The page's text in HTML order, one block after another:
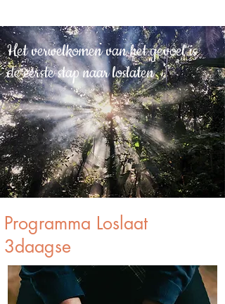
Het verwelkomen van het gevoel is
de eerste stap naar loslaten
Programma Loslaat
3daagse